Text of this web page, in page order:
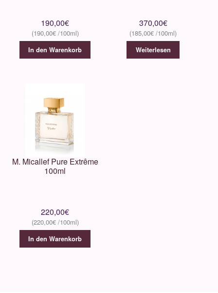
190,00€
190,00€
In den Warenkorb
370,00€
185,00€
Weiterlesen
M. Micallef Pure Extrême
100ml
220,00€
220,00€
In den Warenkorb